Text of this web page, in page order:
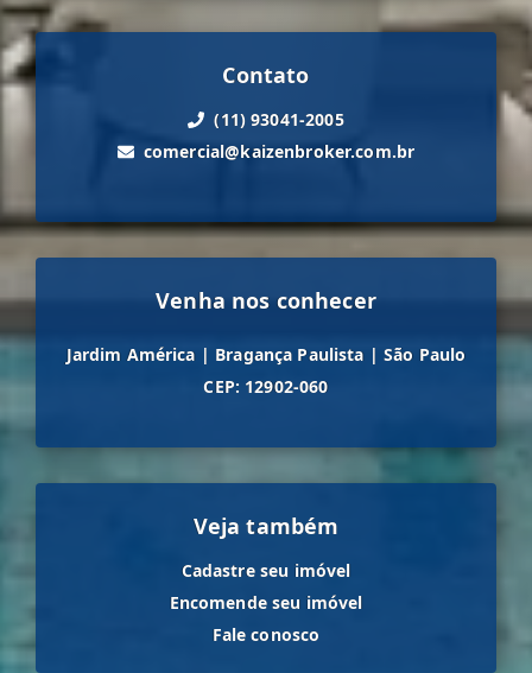
Contato
(11) 93041-2005
comercial@kaizenbroker.com.br
Venha nos conhecer
Jardim América | Bragança Paulista | São Paulo
CEP: 12902-060
Veja também
Cadastre seu imóvel
Encomende seu imóvel
Fale conosco